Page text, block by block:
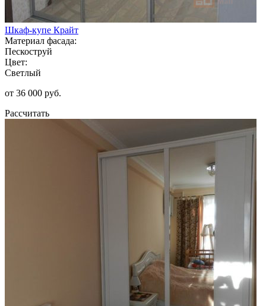
Шкаф-купе Крайт
Материал фасада:
Пескоструй
Цвет:
Светлый
от 36 000 руб.
Рассчитать